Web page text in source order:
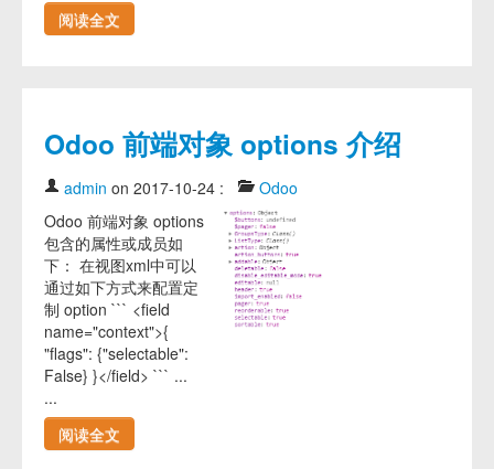
阅读全文
Odoo 前端对象 options 介绍
admin on 2017-10-24 :
Odoo
Odoo 前端对象 options
包含的属性或成员如
下： 在视图xml中可以
通过如下方式来配置定
制 option ``` <field
name="context">{
"flags": {"selectable":
False} }</field> ``` ...
...
阅读全文